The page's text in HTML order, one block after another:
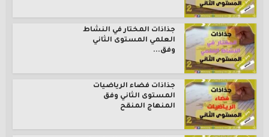
جذاذات المختار في النشاط
العلمي المستوى الثاني
وفق...
جذاذات فضاء الرياضيات
المستوى الثاني وفق
المنهاج المنقح